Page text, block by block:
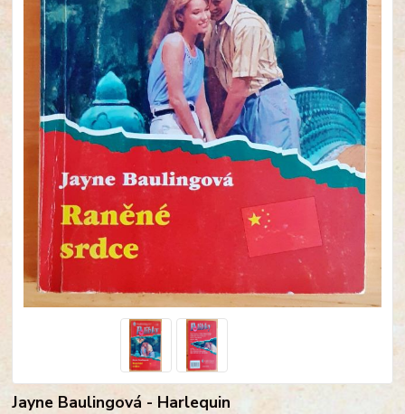
Jayne Baulingová - Harlequin